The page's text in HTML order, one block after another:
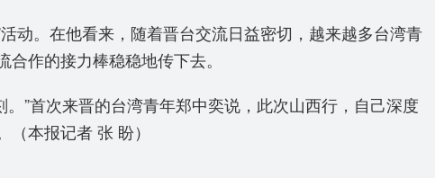
动。在他看来，随着晋台交流日益密切，越来越多台湾青
作的接力棒稳稳地传下去。
”首次来晋的台湾青年郑中奕说，此次山西行，自己深度
本报记者 张 盼）